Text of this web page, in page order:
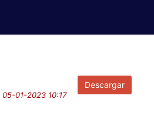
Descargar
05-01-2023 10:17